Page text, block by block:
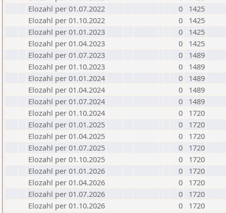
Elozahl per 01.07.2022
0
1425
Elozahl per 01.10.2022
0
1425
Elozahl per 01.01.2023
0
1425
Elozahl per 01.04.2023
0
1425
Elozahl per 01.07.2023
0
1489
Elozahl per 01.10.2023
0
1489
Elozahl per 01.01.2024
0
1489
Elozahl per 01.04.2024
0
1489
Elozahl per 01.07.2024
0
1489
Elozahl per 01.10.2024
0
1720
Elozahl per 01.01.2025
0
1720
Elozahl per 01.04.2025
0
1720
Elozahl per 01.07.2025
0
1720
Elozahl per 01.10.2025
0
1720
Elozahl per 01.01.2026
0
1720
Elozahl per 01.04.2026
0
1720
Elozahl per 01.07.2026
0
1720
Elozahl per 01.10.2026
0 1720